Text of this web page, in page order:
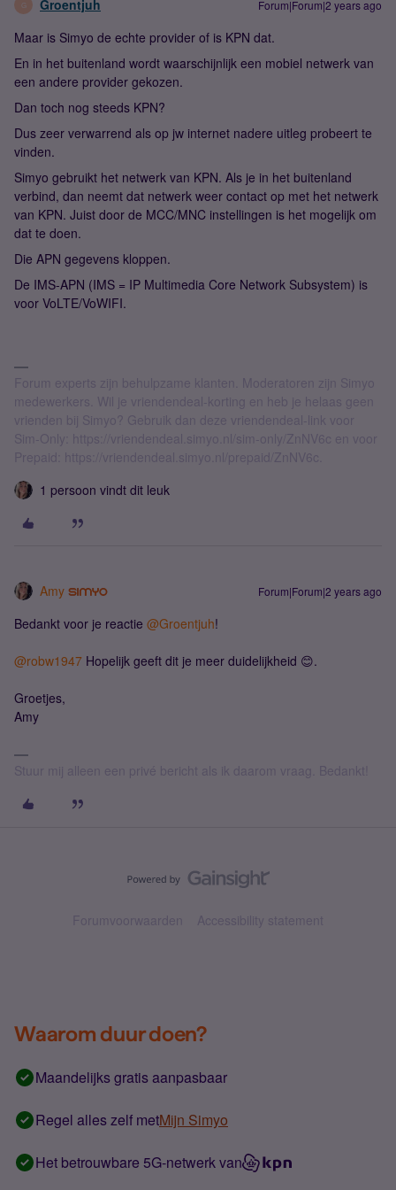
G Groentjuh Forum|Forum|2 years ago
Maar is Simyo de echte provider of is KPN dat.
En in het buitenland wordt waarschijnlijk een mobiel netwerk van
een andere provider gekozen.
Dan toch nog steeds KPN?
Dus zeer verwarrend als op jw internet nadere uitleg probeert te
vinden.
Simyo gebruikt het netwerk van KPN. Als je in het buitenland
verbind, dan neemt dat netwerk weer contact op met het netwerk
van KPN. Juist door de MCC/MNC instellingen is het mogelijk om
dat te doen.
Die APN gegevens kloppen.
De IMS-APN (IMS = IP Multimedia Core Network Subsystem) is
voor VoLTE/VoWIFI.
Forum experts zijn behulpzame klanten. Moderatoren zijn Simyo
medewerkers. Wil je vriendendeal-korting en heb je helaas geen
vrienden bij Simyo? Gebruik dan deze vriendendeal-link voor
Sim-Only: https://vriendendeal.simyo.nl/sim-only/ZnNV6c en voor
Prepaid: https://vriendendeal.simyo.nl/prepaid/ZnNV6c.
1 persoon vindt dit leuk
Amy Forum|Forum|2 years ago
Bedankt voor je reactie @Groentjuh!
@robw1947 Hopelijk geeft dit je meer duidelijkheid 😊.
Groetjes,
Amy
Stuur mij alleen een privé bericht als ik daarom vraag. Bedankt!
Forumvoorwaarden Accessibility statement
Waarom duur doen?
Maandelijks gratis aanpasbaar
Regel alles zelf metMijn Simyo
Het betrouwbare 5G-netwerk van